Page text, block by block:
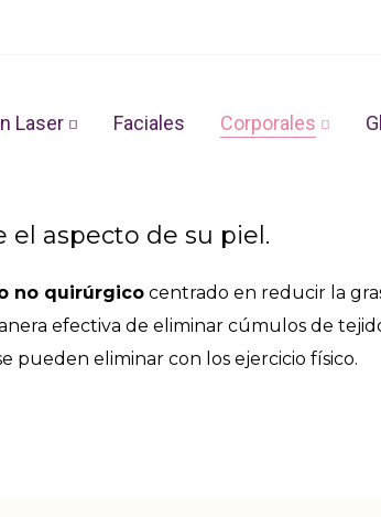
Laser Faciales Corporales
el aspecto de su piel.
no quirúrgico centrado en reducir la
efectiva de eliminar cúmulos de
pueden eliminar con los ejercicio físico.